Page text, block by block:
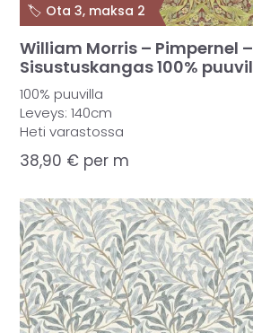
William Morris – Pimpernel –
Sisustuskangas 100%
100% puuvilla
Leveys: 140cm
Heti varastossa
38,90 € per m
🏷️ Ota 3, maksa 2